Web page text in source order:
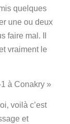
quelques
une ou deux
faire mal. Il
vraiment le
à Conakry »
voilà c’est
et